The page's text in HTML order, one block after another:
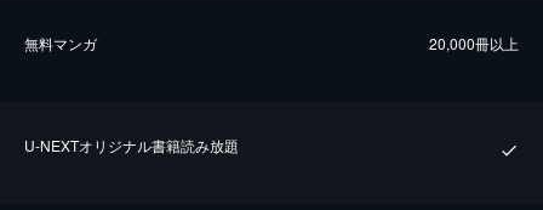
無料マンガ 20,000冊以上
U-NEXTオリジナル書籍読み放題